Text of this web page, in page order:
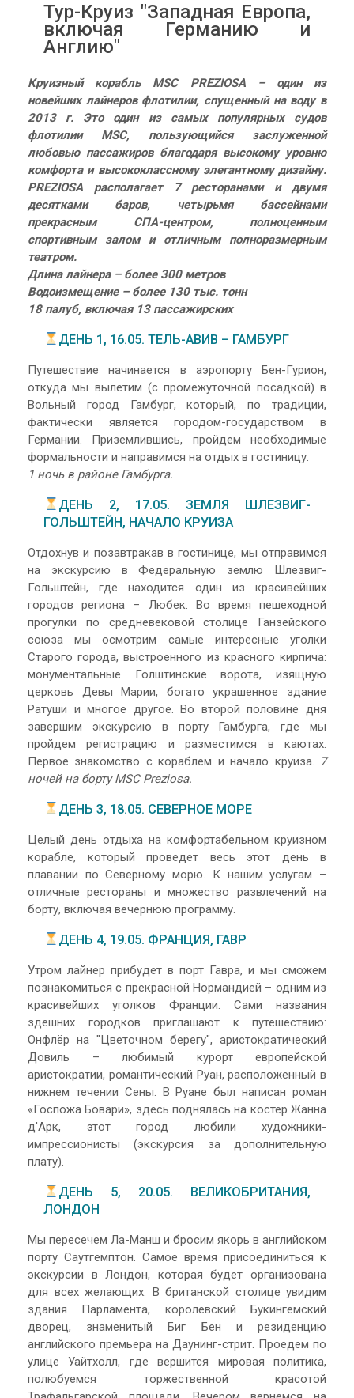
Тур-Круиз "Западная Европа,
включая Германию и
Англию"
Круизный корабль MSC PREZIOSA – один из
новейших лайнеров флотилии, спущенный на воду в
2013 г. Это один из самых популярных судов
флотилии MSC, пользующийся заслуженной
любовью пассажиров благодаря высокому уровню
комфорта и высококлассному элегантному дизайну.
PREZIOSA располагает 7 ресторанами и двумя
десятками баров, четырьмя бассейнами
прекрасным СПА-центром, полноценным
спортивным залом и отличным полноразмерным
театром.
Длина лайнера – более 300 метров
Водоизмещение – более 130 тыс. тонн
18 палуб, включая 13 пассажирских
ДЕНЬ 1, 16.05. ТЕЛЬ-АВИВ – ГАМБУРГ
Путешествие начинается в аэропорту Бен-Гурион,
откуда мы вылетим (с промежуточной посадкой) в
Вольный город Гамбург, который, по традиции,
фактически является городом-государством в
Германии. Приземлившись, пройдем необходимые
формальности и направимся на отдых в гостиницу.
1 ночь в районе Гамбурга.
ДЕНЬ 2, 17.05. ЗЕМЛЯ ШЛЕЗВИГ-
ГОЛЬШТЕЙН, НАЧАЛО КРУИЗА
Отдохнув и позавтракав в гостинице, мы отправимся
на экскурсию в Федеральную землю Шлезвиг-
Гольштейн, где находится один из красивейших
городов региона – Любек. Во время пешеходной
прогулки по средневековой столице Ганзейского
союза мы осмотрим самые интересные уголки
Старого города, выстроенного из красного кирпича:
монументальные Голштинские ворота, изящную
церковь Девы Марии, богато украшенное здание
Ратуши и многое другое. Во второй половине дня
завершим экскурсию в порту Гамбурга, где мы
пройдем регистрацию и разместимся в каютах.
Первое знакомство с кораблем и начало круиза. 7
ночей на борту MSC Preziosa.
ДЕНЬ 3, 18.05. СЕВЕРНОЕ МОРЕ
Целый день отдыха на комфортабельном круизном
корабле, который проведет весь этот день в
плавании по Северному морю. К нашим услугам –
отличные рестораны и множество развлечений на
борту, включая вечернюю программу.
ДЕНЬ 4, 19.05. ФРАНЦИЯ, ГАВР
Утром лайнер прибудет в порт Гавра, и мы сможем
познакомиться с прекрасной Нормандией – одним из
красивейших уголков Франции. Сами названия
здешних городков приглашают к путешествию:
Онфлёр на "Цветочном берегу", аристократический
Довиль – любимый курорт европейской
аристократии, романтический Руан, расположенный в
нижнем течении Сены. В Руане был написан роман
«Госпожа Бовари», здесь поднялась на костер Жанна
д'Арк, этот город любили художники-
импрессионисты (экскурсия за дополнительную
плату).
ДЕНЬ 5, 20.05. ВЕЛИКОБРИТАНИЯ,
ЛОНДОН
Мы пересечем Ла-Манш и бросим якорь в английском
порту Саутгемптон. Самое время присоединиться к
экскурсии в Лондон, которая будет организована
для всех желающих. В британской столице увидим
здания Парламента, королевский Букингемский
дворец, знаменитый Биг Бен и резиденцию
английского премьера на Даунинг-стрит. Проедем по
улице Уайтхолл, где вершится мировая политика,
полюбуемся торжественной красотой